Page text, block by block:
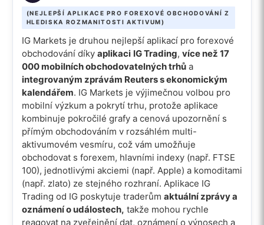
(NEJLEPŠÍ APLIKACE PRO FOREXOVÉ OBCHODOVÁNÍ Z
HLEDISKA ROZMANITOSTI AKTIVUM)
IG Markets je druhou nejlepší aplikací pro forexové
obchodování díky aplikaci IG Trading, více než 17
000 mobilních obchodovatelných trhůa
integrovaným zprávám Reuters s ekonomickým
kalendářem. IG Markets je výjimečnou volbou pro
mobilní výzkum a pokrytí trhu, protože aplikace
kombinuje pokročilé grafy a cenová upozornění s
přímým obchodováním v rozsáhlém multi-
aktivumovém vesmíru, což vám umožňuje
obchodovat s forexem, hlavními indexy (např. FTSE
100), jednotlivými akciemi (např. Apple) a komoditami
(např. zlato) ze stejného rozhraní. Aplikace IG
Trading od IG poskytuje traderům aktuální zprávy a
oznámení o událostech, takže mohou rychle
reagovat na zveřejnění dat, oznámení o výnosech a